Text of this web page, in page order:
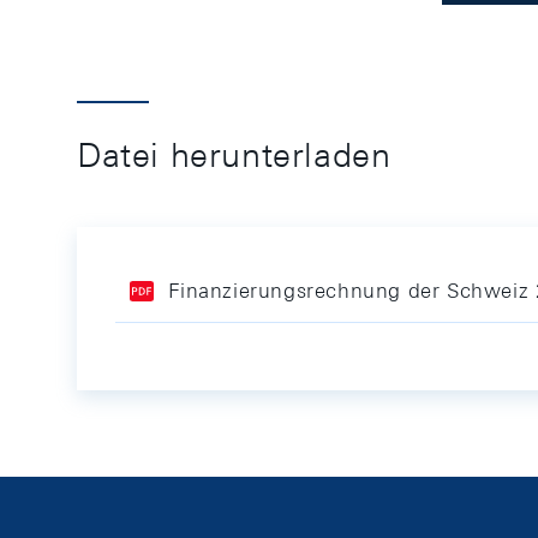
Datei herunterladen
Finanzierungsrechnung der Schweiz